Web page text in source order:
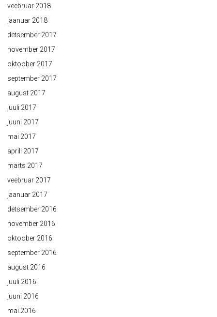
veebruar 2018
jaanuar 2018
detsember 2017
november 2017
oktoober 2017
september 2017
august 2017
juuli 2017
juuni 2017
mai 2017
aprill 2017
märts 2017
veebruar 2017
jaanuar 2017
detsember 2016
november 2016
oktoober 2016
september 2016
august 2016
juuli 2016
juuni 2016
mai 2016